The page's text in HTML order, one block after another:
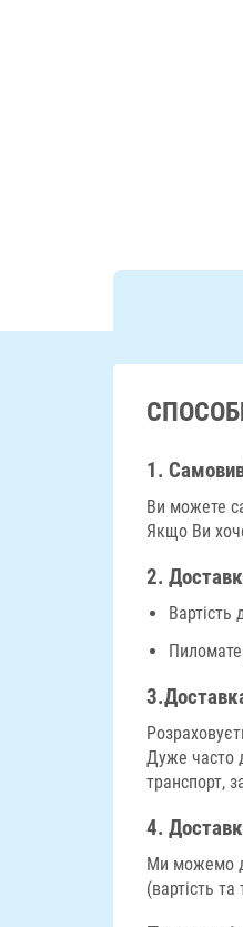
1.
Ви можете
Якщо Ви
2.
Вартість
3.
Дуже часто
транспорт,
4.
Ми можемо
(вартість